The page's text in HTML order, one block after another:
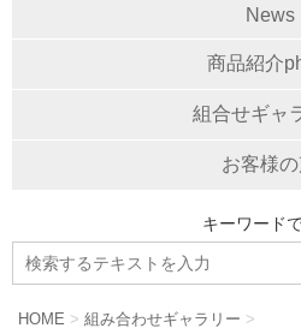
News
商品紹介
組合せギャ
お客様
キーワード
HOME > 組み合わせギャラリー >